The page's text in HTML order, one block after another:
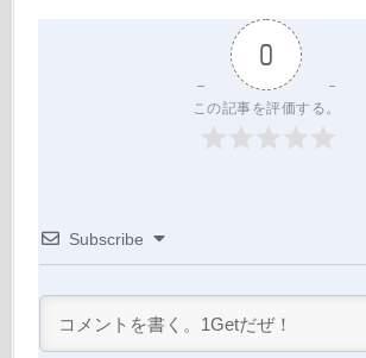
0
この記事を評価する。
Subscribe